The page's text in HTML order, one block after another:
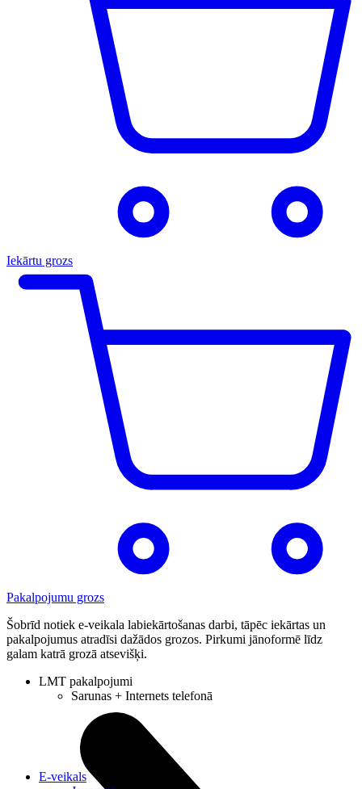
Iekārtu grozs
Pakalpojumu grozs
Šobrīd notiek e-veikala labiekārtošanas darbi, tāpēc iekārtas un
pakalpojumus atradīsi dažādos grozos. Pirkumi jānoformē līdz
galam katrā grozā atsevišķi.
LMT pakalpojumi
Sarunas + Internets telefonā
E-veikals